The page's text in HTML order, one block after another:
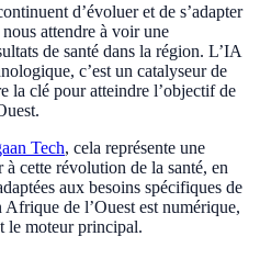
d’évoluer et de s’adapter
attendre à voir une
de santé dans la région. L’IA
c’est un catalyseur de
la clé pour atteindre l’objectif de
Tech, cela représente une
cette révolution de la santé, en
aux besoins spécifiques de
de l’Ouest est numérique,
le moteur principal.